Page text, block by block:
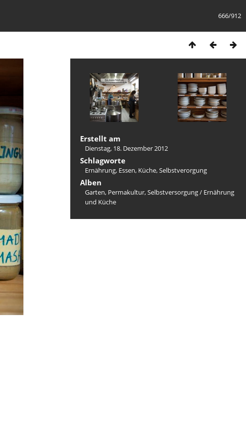
666/912
Erstellt am
Dienstag, 18. Dezember 2012
Schlagworte
Ernährung, Essen, Küche,Selbstverorgung
Alben
Garten, Permakultur, Selbstversorgung/ Ernährung
und Küche